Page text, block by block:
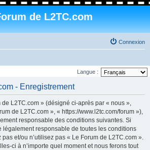
de L2TC.com
Connexion
Langue :
- Enregistrement
de L2TC.com » (désigné ci-après par « nous »,
de L2TC.com », « https://www.l2tc.com/forum »),
responsable des conditions suivantes. Si
légalement responsable de toutes les conditions
et/ou n’utilisez pas « Le Forum de L2TC.com ».
ci à n’importe quel moment et nous ferons tout